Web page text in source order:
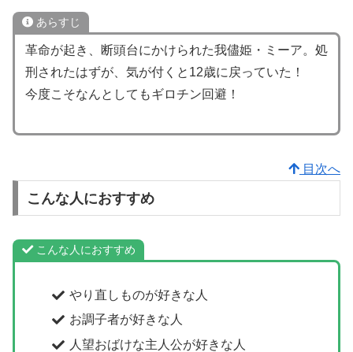
あらすじ
革命が起き、断頭台にかけられた我儘姫・ミーア。処
刑されたはずが、気が付くと12歳に戻っていた！
今度こそなんとしてもギロチン回避！
目次へ
こんな人におすすめ
こんな人におすすめ
やり直しものが好きな人
お調子者が好きな人
人望おばけな主人公が好きな人